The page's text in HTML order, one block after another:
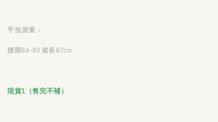
平放測量：
腰圍64~80 裙長87cm
現貨1（售完不補）